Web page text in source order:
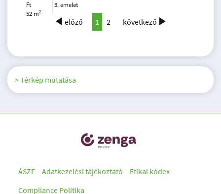
Ft
52 m2
3. emelet
előző 1 2 következő
> Térkép mutatása
ÁSZF Adatkezelési tájékoztató
Etikai kódex
Compliance Politika